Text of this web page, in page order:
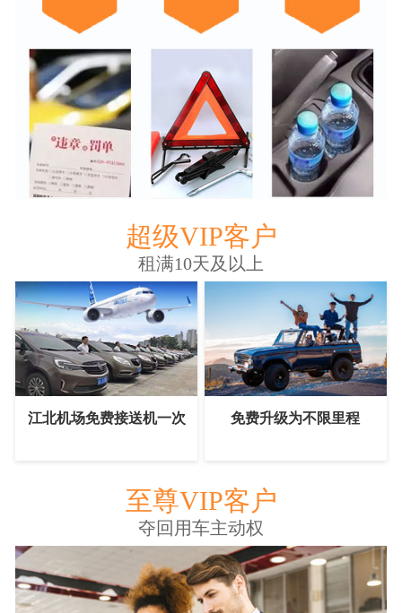
超级VIP客户
租满10天及以上
江北机场免费接送机一次 免费升级为不限里程
至尊VIP客户
夺回用车主动权